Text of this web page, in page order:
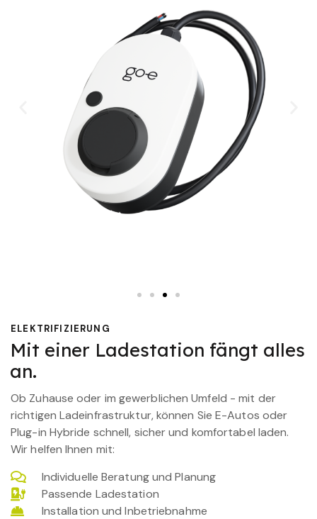
ELEKTRIFIZIERUNG
Mit einer Ladestation fängt alles
an.
Ob Zuhause oder im gewerblichen Umfeld - mit der
richtigen Ladeinfrastruktur, können Sie E-Autos oder
Plug-in Hybride schnell, sicher und komfortabel laden.
Wir helfen Ihnen mit:
Individuelle Beratung und Planung
Passende Ladestation
Installation und Inbetriebnahme